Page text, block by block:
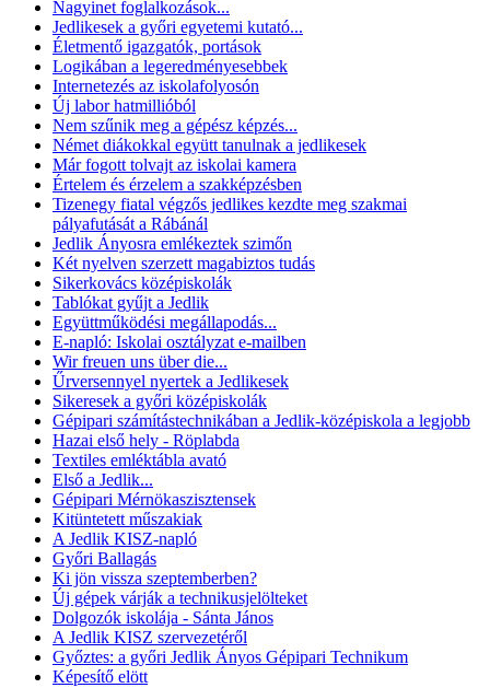
Nagyinet foglalkozások...
Jedlikesek a győri egyetemi kutató...
Életmentő igazgatók, portások
Logikában a legeredményesebbek
Internetezés az iskolafolyosón
Új labor hatmillióból
Nem szűnik meg a gépész képzés...
Német diákokkal együtt tanulnak a jedlikesek
Már fogott tolvajt az iskolai kamera
Értelem és érzelem a szakképzésben
Tizenegy fiatal végzős jedlikes kezdte meg szakmai
pályafutását a Rábánál
Jedlik Ányosra emlékeztek szimőn
Két nyelven szerzett magabiztos tudás
Sikerkovács középiskolák
Tablókat gyűjt a Jedlik
Együttműködési megállapodás...
E-napló: Iskolai osztályzat e-mailben
Wir freuen uns über die...
Űrversennyel nyertek a Jedlikesek
Sikeresek a győri középiskolák
Gépipari számítástechnikában a Jedlik-középiskola a legjobb
Hazai első hely - Röplabda
Textiles emléktábla avató
Első a Jedlik...
Gépipari Mérnökaszisztensek
Kitüntetett műszakiak
A Jedlik KISZ-napló
Győri Ballagás
Ki jön vissza szeptemberben?
Új gépek várják a technikusjelölteket
Dolgozók iskolája - Sánta János
A Jedlik KISZ szervezetéről
Győztes: a győri Jedlik Ányos Gépipari Technikum
Képesítő elött